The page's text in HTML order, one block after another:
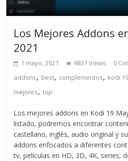
Los Mejores Addons
2021
1 mayo, 2021 9837 Views 0
addons, best, complementos, kodi 19
mejores,top
Los mejores addons en Kodi 19
listado, podremos encontrar
castellano, inglés, audio original y
addons enfocados a diferentes
tv, películas en HD, 3D, 4K, series,